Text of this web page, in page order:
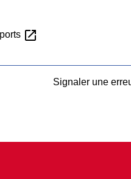
open_in_new
Signaler une